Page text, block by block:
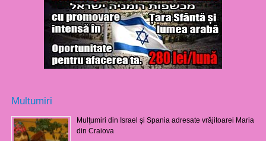
Multumiri
Mulţumiri din Israel şi Spania adresate vrăjitoarei Maria
din Craiova